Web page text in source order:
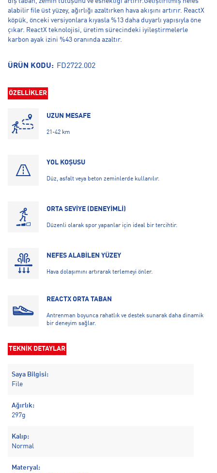
alabilir file üst yüzey, ağırlığı azaltırken hava akışını artırır. ReactX
köpük, önceki versiyonlara kıyasla %13 daha duyarlı yapısıyla öne
çıkar. ReactX teknolojisi, üretim sürecindeki iyileştirmelerle
karbon ayak izini %43 oranında azaltır.
ÜRÜN KODU: FD2722.002
ÖZELLİKLER
UZUN MESAFE
21-42 km
YOL KOŞUSU
Düz, asfalt veya beton zeminlerde kullanılır.
ORTA SEVİYE (DENEYİMLİ)
Düzenli olarak spor yapanlar için ideal bir tercihtir.
NEFES ALABİLEN YÜZEY
Hava dolaşımını artırarak terlemeyi önler.
REACTX ORTA TABAN
Antrenman boyunca rahatlık ve destek sunarak daha dinamik
bir deneyim sağlar.
TEKNİK DETAYLAR
Saya Bilgisi:
File
Ağırlık:
297g
Kalıp:
Normal
Materyal: